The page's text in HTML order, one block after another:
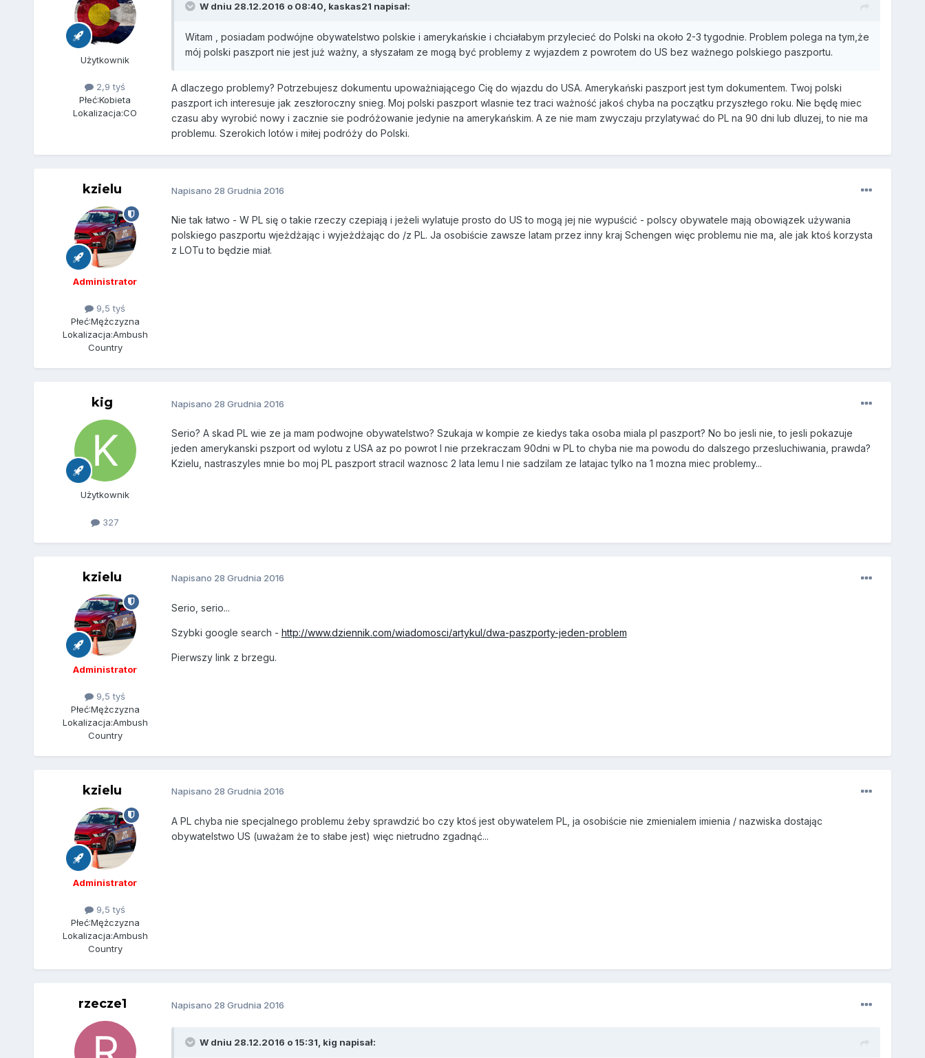
Użytkownik
2,9 tyś
Płeć:Kobieta
Lokalizacja:CO
W dniu 28.12.2016 o 08:40, kaskas21 napisał:
Witam , posiadam podwójne obywatelstwo polskie i amerykańskie i chciałabym przylecieć do Polski na około 2-3 tygodnie. Problem polega na tym,że
mój polski paszport nie jest już ważny, a słyszałam ze mogą być problemy z wyjazdem z powrotem do US bez ważnego polskiego paszportu.
A dlaczego problemy? Potrzebujesz dokumentu upoważniającego Cię do wjazdu do USA. Amerykański paszport jest tym dokumentem. Twoj polski
paszport ich interesuje jak zeszłoroczny snieg. Moj polski paszport wlasnie tez traci ważność jakoś chyba na początku przyszłego roku. Nie będę miec
czasu aby wyrobić nowy i zacznie sie podróżowanie jedynie na amerykańskim. A ze nie mam zwyczaju przylatywać do PL na 90 dni lub dluzej, to nie ma
problemu. Szerokich lotów i miłej podróży do Polski.
kzielu
Administrator
9,5 tyś
Płeć:Mężczyzna
Lokalizacja:Ambush
Country
Napisano 28 Grudnia 2016
Nie tak łatwo - W PL się o takie rzeczy czepiają i jeżeli wylatuje prosto do US to mogą jej nie wypuścić - polscy obywatele mają obowiązek używania
polskiego paszportu wjeżdżając i wyjeżdżając do /z PL. Ja osobiście zawsze latam przez inny kraj Schengen więc problemu nie ma, ale jak ktoś korzysta
z LOTu to będzie miał.
kig
Użytkownik
327
Napisano 28 Grudnia 2016
Serio? A skad PL wie ze ja mam podwojne obywatelstwo? Szukaja w kompie ze kiedys taka osoba miala pl paszport? No bo jesli nie, to jesli pokazuje
jeden amerykanski pszport od wylotu z USA az po powrot I nie przekraczam 90dni w PL to chyba nie ma powodu do dalszego przesluchiwania, prawda?
Kzielu, nastraszyles mnie bo moj PL paszport stracil waznosc 2 lata lemu I nie sadzilam ze latajac tylko na 1 mozna miec problemy...
kzielu
Administrator
9,5 tyś
Płeć:Mężczyzna
Lokalizacja:Ambush
Country
Napisano 28 Grudnia 2016
Serio, serio...
Szybki google search - http://www.dziennik.com/wiadomosci/artykul/dwa-paszporty-jeden-problem
Pierwszy link z brzegu.
kzielu
Administrator
9,5 tyś
Płeć:Mężczyzna
Lokalizacja:Ambush
Country
Napisano 28 Grudnia 2016
A PL chyba nie specjalnego problemu żeby sprawdzić bo czy ktoś jest obywatelem PL, ja osobiście nie zmienialem imienia / nazwiska dostając
obywatelstwo US (uważam że to słabe jest) więc nietrudno zgadnąć...
rzecze1 Napisano 28 Grudnia 2016
W dniu 28.12.2016 o 15:31, kig napisał: